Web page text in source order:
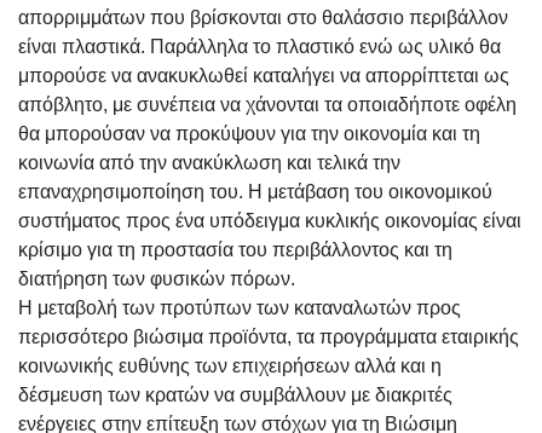
απορριμμάτων που βρίσκονται στο θαλάσσιο περιβάλλον
είναι πλαστικά. Παράλληλα το πλαστικό ενώ ως υλικό θα
μπορούσε να ανακυκλωθεί καταλήγει να απορρίπτεται ως
απόβλητο, με συνέπεια να χάνονται τα οποιαδήποτε οφέλη
θα μπορούσαν να προκύψουν για την οικονομία και τη
κοινωνία από την ανακύκλωση και τελικά την
επαναχρησιμοποίηση του. Η μετάβαση του οικονομικού
συστήματος προς ένα υπόδειγμα κυκλικής οικονομίας είναι
κρίσιμο για τη προστασία του περιβάλλοντος και τη
διατήρηση των φυσικών πόρων.
Η μεταβολή των προτύπων των καταναλωτών προς
περισσότερο βιώσιμα προϊόντα, τα προγράμματα εταιρικής
κοινωνικής ευθύνης των επιχειρήσεων αλλά και η
δέσμευση των κρατών να συμβάλλουν με διακριτές
ενέργειες στην επίτευξη των στόχων για τη Βιώσιμη